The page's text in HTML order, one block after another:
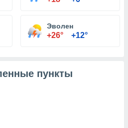
Эволен
+26° +12°
пункты